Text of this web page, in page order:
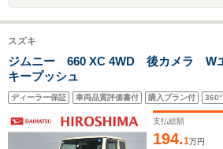
スズキ
ジムニー 660 XC 4WD 後カメラ W
キープッシュ
ディーラー保証 車両品質評価書付 購入プラン付
支払総額
194.1万円